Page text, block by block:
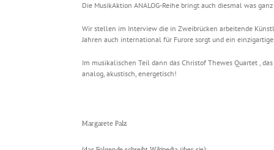
Die MusikAktion ANALOG-Reihe bringt auch diesmal was
Wir stellen im Interview die in Zweibrücken arbeitende
Jahren auch international für Furore sorgt und ein
Im musikalischen Teil dann das Christof Thewes Quartet ,
analog, akustisch, energetisch!
Margarete Palz